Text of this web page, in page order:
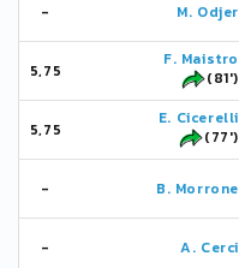
- M. Odjer
5,75
F. Maistro
(81')
5,75
E. Cicerelli
(77')
- B. Morrone
- A. Cerci